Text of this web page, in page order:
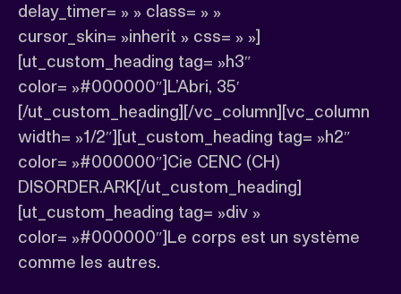
delay_timer= » » class= » »
cursor_skin= »inherit » css= » »]
[ut_custom_heading tag= »h3″
color= »#000000″]L’Abri, 35′
[/ut_custom_heading][/vc_column][vc_column
width= »1/2″][ut_custom_heading tag= »h2″
color= »#000000″]Cie CENC (CH)
DISORDER.ARK[/ut_custom_heading]
[ut_custom_heading tag= »div »
color= »#000000″]Le corps est un système
comme les autres.